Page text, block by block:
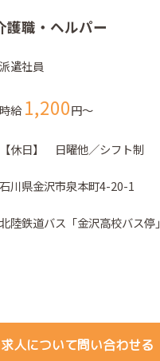
護職・ヘルパー
派遣社員
時給 1,200円〜
【休日】 日曜他／シフト制
石川県金沢市泉本町4-20-1
北陸鉄道バス「金沢高校バス停」
人について問い合わせる